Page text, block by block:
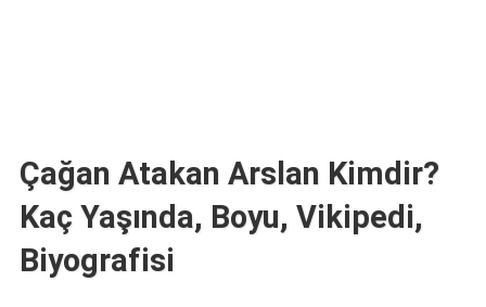
Çağan Atakan Arslan Kimdir?
Kaç Yaşında, Boyu, Vikipedi,
Biyografisi